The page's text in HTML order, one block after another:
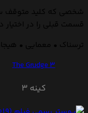
شخصی که کلید متوقف
قسمت قبلی را در اختیار
ترسناک • معمایی •
The Grudge 3
کینه 3